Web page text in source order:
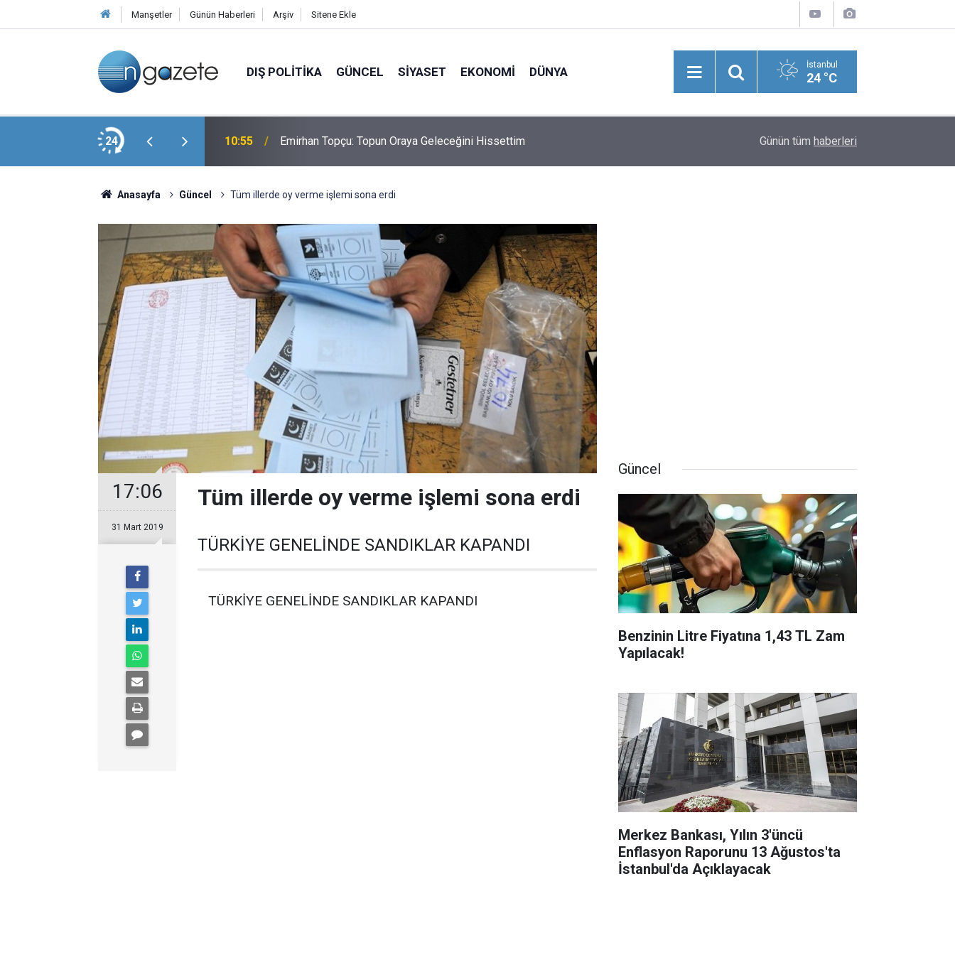
Manşetler Günün Haberleri Arşiv Sitene Ekle
DIŞ POLITIKA GÜNCEL SIYASET EKONOMI DÜNYA İstanbul
24 °C
24 10:55 Emirhan Topçu: Topun Oraya Geleceğini Hissettim Beşiktaş, Avrupa'da 100. Kez Kazandı
Günün tüm haberleri
Anasayfa Güncel Tüm illerde oy verme işlemi sona erdi
17:06
31 Mart 2019
Tüm illerde oy verme işlemi sona erdi
TÜRKİYE GENELİNDE SANDIKLAR KAPANDI
TÜRKİYE GENELİNDE SANDIKLAR KAPANDI
Güncel
Benzinin Litre Fiyatına 1,43 TL Zam
Yapılacak!
Merkez Bankası, Yılın 3'üncü
Enflasyon Raporunu 13 Ağustos'ta
İstanbul'da Açıklayacak